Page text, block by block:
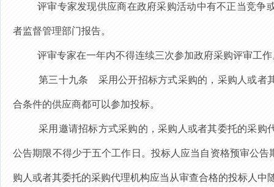
评审专家发现供应商在政府采购活动中有不正当竞争
者监督管理部门报告。
评审专家在一年内不得连续三次参加政府采购评审工作
第三十九条 采用公开招标方式采购的，采购人或者
合条件的供应商都可以参加投标。
采用邀请招标方式采购的， 采购人或者其委托的采购
公告期限不得少于五个工作日。投标人应当自资格预审公
购人或者其委托的采购代理机构应当从审查合格的投标人